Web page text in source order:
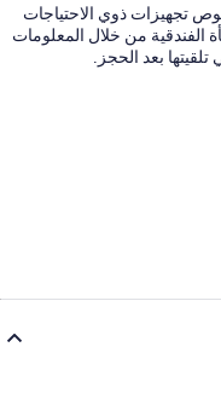
تجهيزات ذوي الاحتياجات
الفندقية من خلال المعلومات
بعد الحجز.